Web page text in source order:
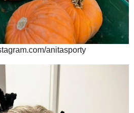
anitasporty